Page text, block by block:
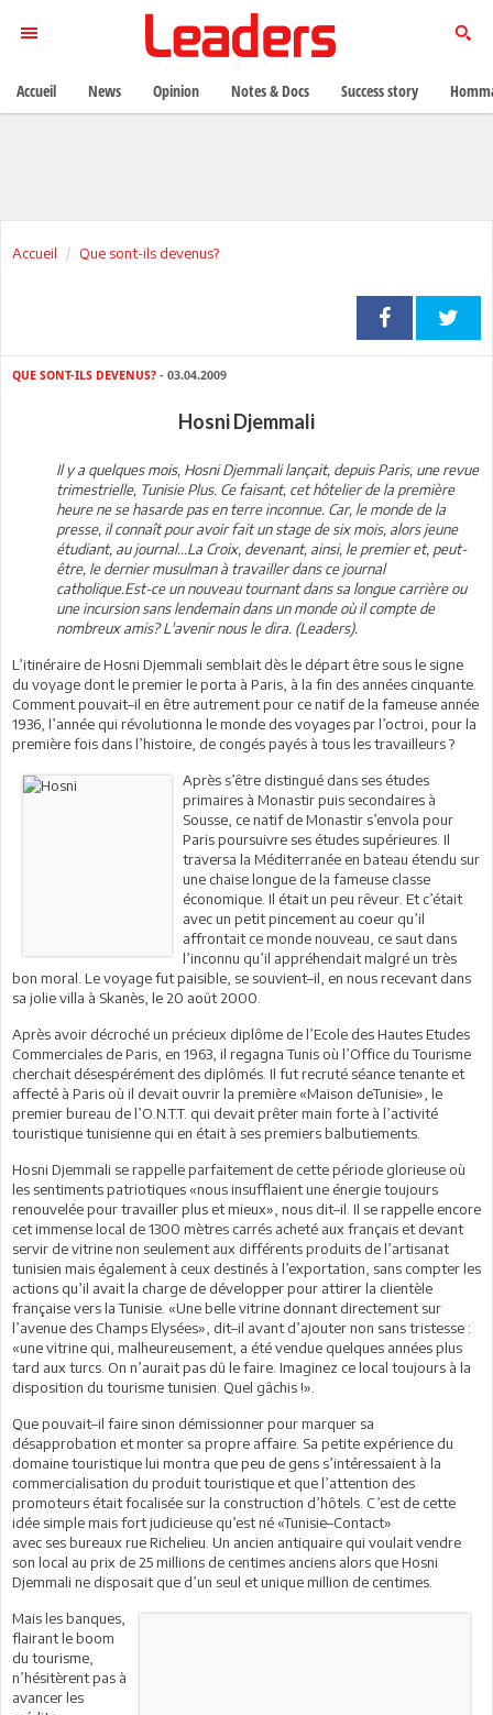
Accueil Que sont-ils devenus?
QUE SONT-ILS DEVENUS? - 03.04.2009
Hosni Djemmali
Il y a quelques mois, Hosni Djemmali lançait, depuis Paris, une revue
trimestrielle, Tunisie Plus. Ce faisant, cet hôtelier de la première
heure ne se hasarde pas en terre inconnue. Car, le monde de la
presse, il connaît pour avoir fait un stage de six mois, alors jeune
étudiant, au journal...La Croix, devenant, ainsi, le premier et, peut-
être, le dernier musulman à travailler dans ce journal
catholique.Est-ce un nouveau tournant dans sa longue carrière ou
une incursion sans lendemain dans un monde où il compte de
nombreux amis? L'avenir nous le dira. (Leaders).
L’itinéraire de Hosni Djemmali semblait dès le départ être sous le signe
du voyage dont le premier le porta à Paris, à la fin des années cinquante.
Comment pouvait–il en être autrement pour ce natif de la fameuse année
1936, l’année qui révolutionna le monde des voyages par l’octroi, pour la
première fois dans l’histoire, de congés payés à tous les travailleurs ?
Après s’être distingué dans ses études
primaires à Monastir puis secondaires à
Sousse, ce natif de Monastir s’envola pour
Paris poursuivre ses études supérieures. Il
traversa la Méditerranée en bateau étendu sur
une chaise longue de la fameuse classe
économique. Il était un peu rêveur. Et c’était
avec un petit pincement au coeur qu’il
affrontait ce monde nouveau, ce saut dans
l’inconnu qu’il appréhendait malgré un très
bon moral. Le voyage fut paisible, se souvient–il, en nous recevant dans
sa jolie villa à Skanès, le 20 août 2000.
Après avoir décroché un précieux diplôme de l’Ecole des Hautes Etudes
Commerciales de Paris, en 1963, il regagna Tunis où l’Office du Tourisme
cherchait désespérément des diplômés. Il fut recruté séance tenante et
affecté à Paris où il devait ouvrir la première «Maison deTunisie», le
premier bureau de l’O.N.T.T. qui devait prêter main forte à l’activité
touristique tunisienne qui en était à ses premiers balbutiements.
Hosni Djemmali se rappelle parfaitement de cette période glorieuse où
les sentiments patriotiques «nous insufflaient une énergie toujours
renouvelée pour travailler plus et mieux», nous dit–il. Il se rappelle encore
cet immense local de 1300 mètres carrés acheté aux français et devant
servir de vitrine non seulement aux différents produits de l’artisanat
tunisien mais également à ceux destinés à l’exportation, sans compter les
actions qu’il avait la charge de développer pour attirer la clientèle
française vers la Tunisie. «Une belle vitrine donnant directement sur
l’avenue des Champs Elysées», dit–il avant d’ajouter non sans tristesse :
«une vitrine qui, malheureusement, a été vendue quelques années plus
tard aux turcs. On n’aurait pas dû le faire. Imaginez ce local toujours à la
disposition du tourisme tunisien. Quel gâchis !».
Que pouvait–il faire sinon démissionner pour marquer sa
désapprobation et monter sa propre affaire. Sa petite expérience du
domaine touristique lui montra que peu de gens s’intéressaient à la
commercialisation du produit touristique et que l’attention des
promoteurs était focalisée sur la construction d’hôtels. C’est de cette
idée simple mais fort judicieuse qu’est né «Tunisie–Contact»
avec ses bureaux rue Richelieu. Un ancien antiquaire qui voulait vendre
son local au prix de 25 millions de centimes anciens alors que Hosni
Djemmali ne disposait que d’un seul et unique million de centimes.
Mais les banques,
flairant le boom
du tourisme,
n’hésitèrent pas à
avancer les
Accueil News Opinion Notes & Docs Success story